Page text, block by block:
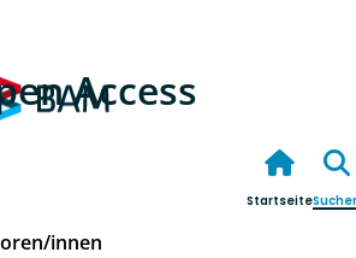
Access
Startseite
innen